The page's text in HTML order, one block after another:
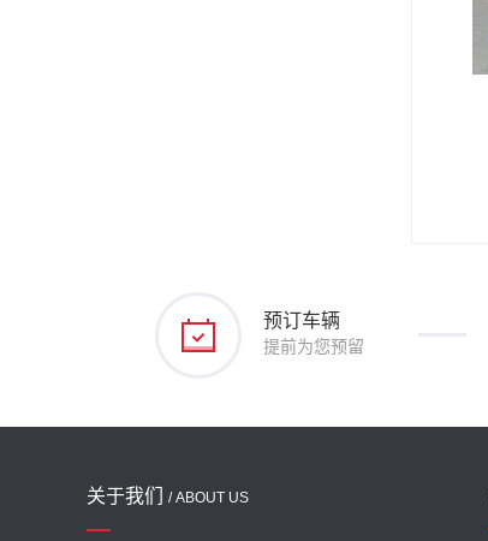
预订车辆
提前为您预留
关于我们 / ABOUT US